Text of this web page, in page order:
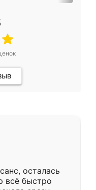
осталась
всё быстро